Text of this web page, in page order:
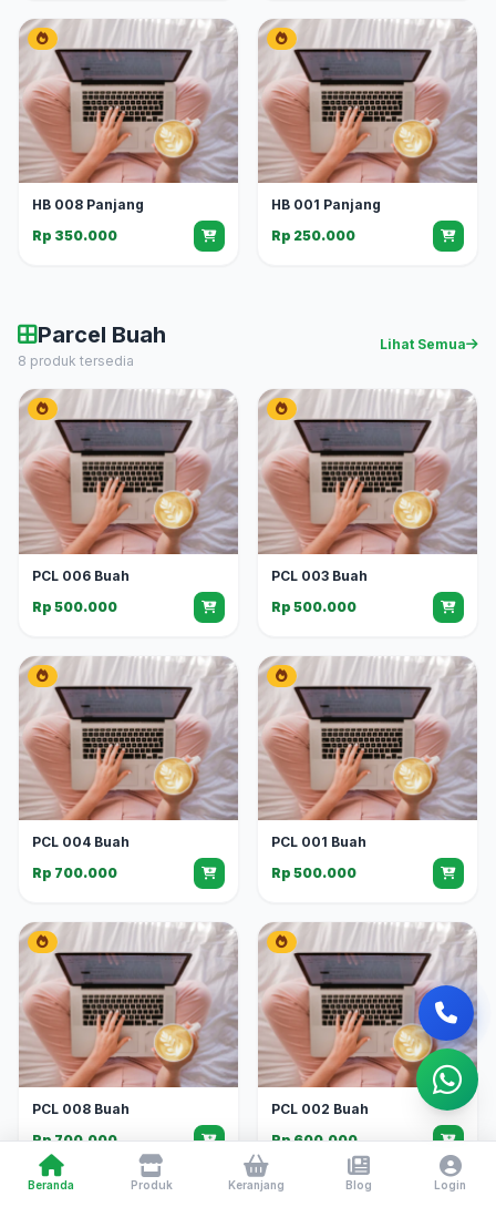
HB 008 Panjang
Rp 350.000
HB 001 Panjang
Rp 250.000
Parcel Buah
8 produk tersedia
Lihat Semua
PCL 006 Buah
Rp 500.000
PCL 003 Buah
Rp 500.000
PCL 004 Buah
Rp 700.000
PCL 001 Buah
Rp 500.000
PCL 008 Buah
Rp 700.000
PCL 002 Buah
Rp 600.000
Beranda Produk Keranjang Blog Login